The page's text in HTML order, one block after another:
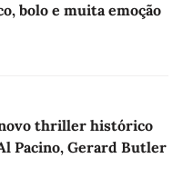
bolo e muita emoção
thriller histórico
Pacino, Gerard Butler